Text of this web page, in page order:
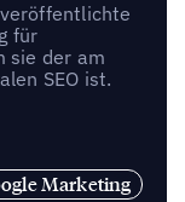
für
sie der am
SEO ist.
Marketing